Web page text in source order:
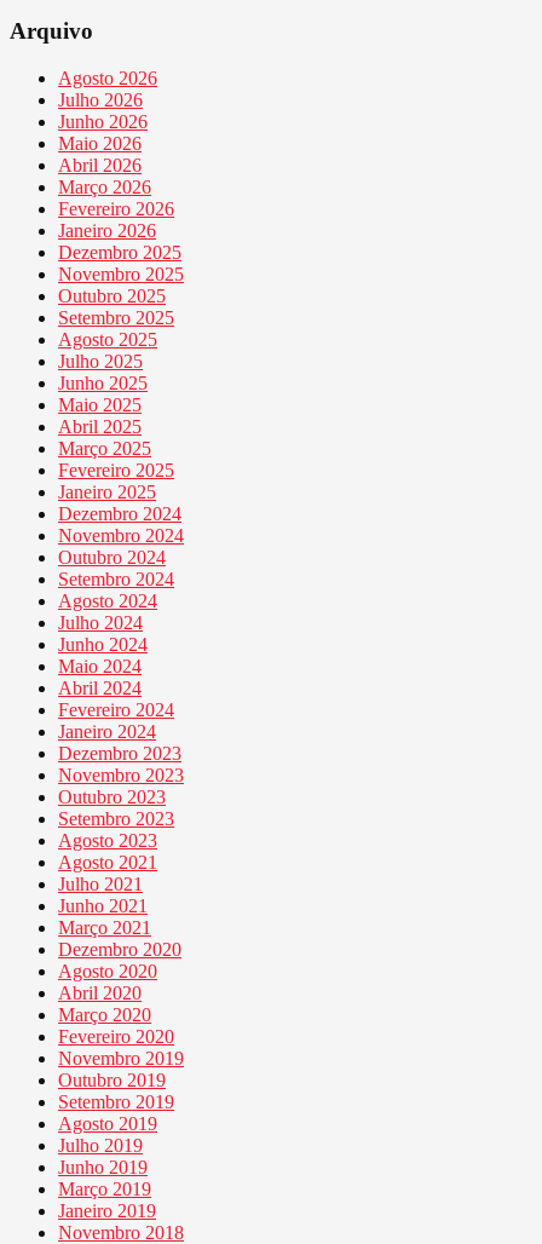
Arquivo
Agosto 2026
Julho 2026
Junho 2026
Maio 2026
Abril 2026
Março 2026
Fevereiro 2026
Janeiro 2026
Dezembro 2025
Novembro 2025
Outubro 2025
Setembro 2025
Agosto 2025
Julho 2025
Junho 2025
Maio 2025
Abril 2025
Março 2025
Fevereiro 2025
Janeiro 2025
Dezembro 2024
Novembro 2024
Outubro 2024
Setembro 2024
Agosto 2024
Julho 2024
Junho 2024
Maio 2024
Abril 2024
Fevereiro 2024
Janeiro 2024
Dezembro 2023
Novembro 2023
Outubro 2023
Setembro 2023
Agosto 2023
Agosto 2021
Julho 2021
Junho 2021
Março 2021
Dezembro 2020
Agosto 2020
Abril 2020
Março 2020
Fevereiro 2020
Novembro 2019
Outubro 2019
Setembro 2019
Agosto 2019
Julho 2019
Junho 2019
Março 2019
Janeiro 2019
Novembro 2018